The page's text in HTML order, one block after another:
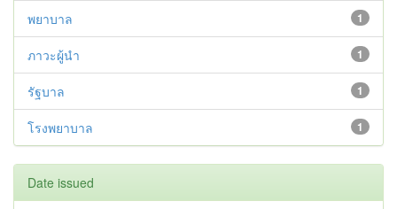
1
พยาบาล
1
ภาวะผู้นำ
1
รัฐบาล
1
โรงพยาบาล
Date issued